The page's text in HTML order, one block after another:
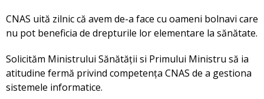
CNAS uită zilnic că avem de-a face cu oameni bolnavi care
nu pot beneficia de drepturile lor elementare la sănătate.
Solicităm Ministrului Sănătății si Primului Ministru să ia
atitudine fermă privind competența CNAS de a gestiona
sistemele informatice.